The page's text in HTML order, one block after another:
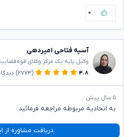
۰
آسیه فتاحی امیردهی
وکیل پایه یک مرکز وکلای
۴.۸
(۲۷۷۳)
۵ سال پیش
به اتحادیه مربوطه مراجعه فرمائید
دریافت مشاوره از